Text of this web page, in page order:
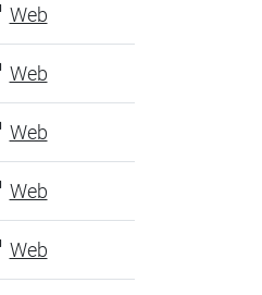
Web
Web
Web
Web
Web